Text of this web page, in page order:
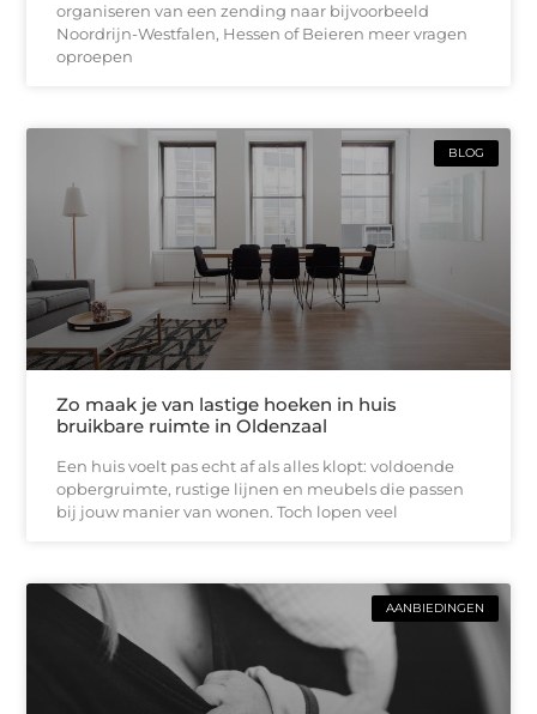
organiseren van een zending naar bijvoorbeeld
Noordrijn-Westfalen, Hessen of Beieren meer vragen
oproepen
BLOG
Zo maak je van lastige hoeken in huis
bruikbare ruimte in Oldenzaal
Een huis voelt pas echt af als alles klopt: voldoende
opbergruimte, rustige lijnen en meubels die passen
bij jouw manier van wonen. Toch lopen veel
AANBIEDINGEN